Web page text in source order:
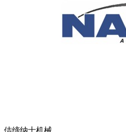
佶缔纳士机械